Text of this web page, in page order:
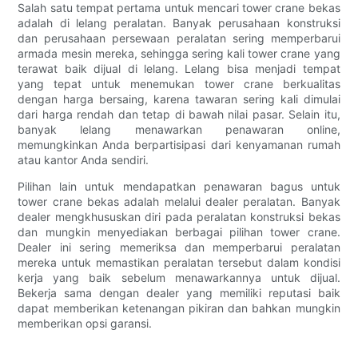
Salah satu tempat pertama untuk mencari tower crane bekas
adalah di lelang peralatan. Banyak perusahaan konstruksi
dan perusahaan persewaan peralatan sering memperbarui
armada mesin mereka, sehingga sering kali tower crane yang
terawat baik dijual di lelang. Lelang bisa menjadi tempat
yang tepat untuk menemukan tower crane berkualitas
dengan harga bersaing, karena tawaran sering kali dimulai
dari harga rendah dan tetap di bawah nilai pasar. Selain itu,
banyak lelang menawarkan penawaran online,
memungkinkan Anda berpartisipasi dari kenyamanan rumah
atau kantor Anda sendiri.
Pilihan lain untuk mendapatkan penawaran bagus untuk
tower crane bekas adalah melalui dealer peralatan. Banyak
dealer mengkhususkan diri pada peralatan konstruksi bekas
dan mungkin menyediakan berbagai pilihan tower crane.
Dealer ini sering memeriksa dan memperbarui peralatan
mereka untuk memastikan peralatan tersebut dalam kondisi
kerja yang baik sebelum menawarkannya untuk dijual.
Bekerja sama dengan dealer yang memiliki reputasi baik
dapat memberikan ketenangan pikiran dan bahkan mungkin
memberikan opsi garansi.